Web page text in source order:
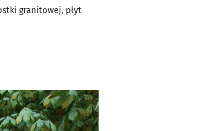
granitowej, płyt